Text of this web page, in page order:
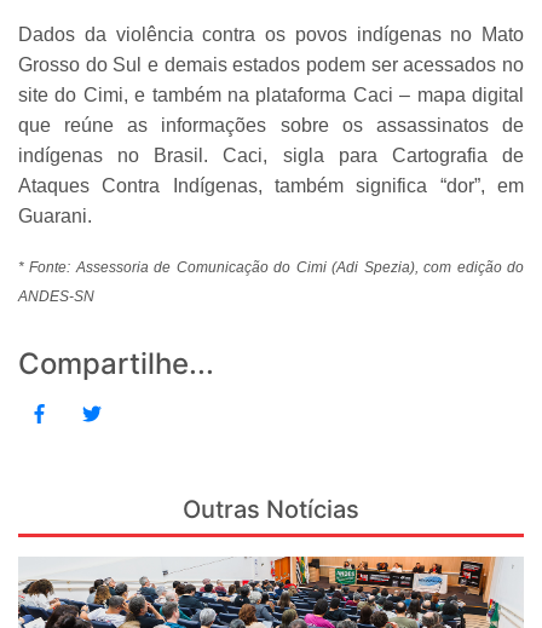
Dados da violência contra os povos indígenas no Mato
Grosso do Sul e demais estados podem ser acessados no
site do Cimi, e também na plataforma Caci – mapa digital
que reúne as informações sobre os assassinatos de
indígenas no Brasil. Caci, sigla para Cartografia de
Ataques Contra Indígenas, também significa “dor”, em
Guarani.
* Fonte: Assessoria de Comunicação do Cimi (Adi Spezia), com edição do
ANDES-SN
Compartilhe...
Outras Notícias